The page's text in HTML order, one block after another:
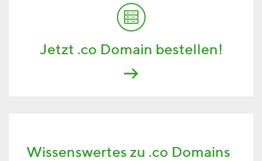
Jetzt .co Domain bestellen!
Wissenswertes zu .co Domains